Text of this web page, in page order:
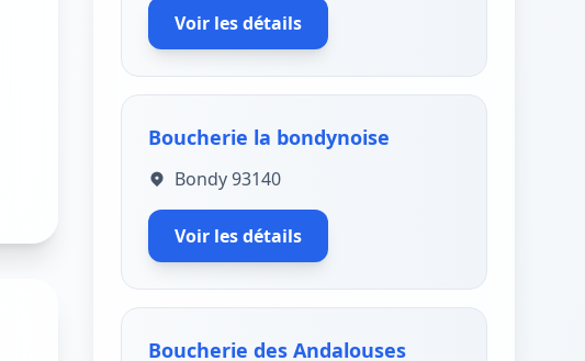
Voir les détails
Boucherie la bondynoise
Bondy 93140
Voir les détails
Boucherie des Andalouses